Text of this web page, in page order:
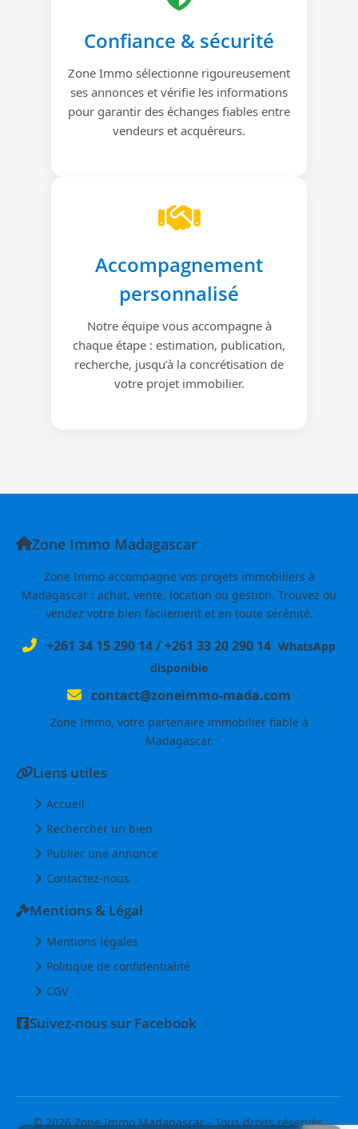
Confiance & sécurité
Zone Immo sélectionne rigoureusement
ses annonces et vérifie les informations
pour garantir des échanges fiables entre
vendeurs et acquéreurs.
Accompagnement
personnalisé
Notre équipe vous accompagne à
chaque étape : estimation, publication,
recherche, jusqu’à la concrétisation de
votre projet immobilier.
Zone Immo Madagascar
Zone Immo accompagne vos projets immobiliers à
Madagascar : achat, vente, location ou gestion. Trouvez ou
vendez votre bien facilement et en toute sérénité.
+261 34 15 290 14/+261 33 20 290 14 WhatsApp
disponible
contact@zoneimmo-mada.com
Zone Immo, votre partenaire immobilier fiable à
Madagascar.
Liens utiles
Accueil
Rechercher un bien
Publier une annonce
Contactez-nous
Mentions & Légal
Mentions légales
Politique de confidentialité
CGV
Suivez-nous sur Facebook
© 2026 Zone Immo Madagascar - Tous droits réservés.